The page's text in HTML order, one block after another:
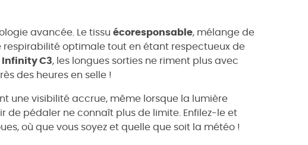
avancée. Le tissu écoresponsable, mélange de
optimale tout en étant respectueux de
Infinity C3, les longues sorties ne riment plus avec
des heures en selle !
une visibilité accrue, même lorsque la lumière
de pédaler ne connaît plus de limite. Enfilez-le et
où que vous soyez et quelle que soit la météo !